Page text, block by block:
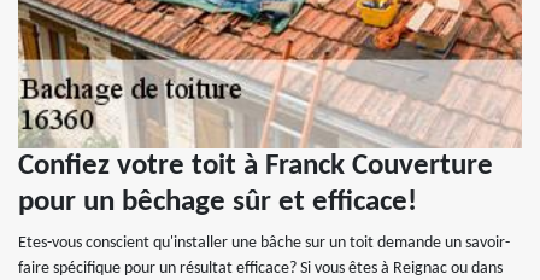
Confiez votre toit à Franck Couverture
pour un bêchage sûr et efficace!
Etes-vous conscient qu'installer une bâche sur un toit demande un savoir-
faire spécifique pour un résultat efficace? Si vous êtes à Reignac ou dans